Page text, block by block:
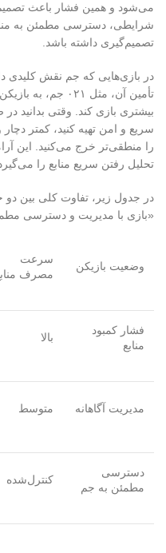
می‌شود و همین فشار باعث
شرایطی، دسترسی مطمئن به
تصمیم‌گیری داشته باشد
در بازی‌هایی که جم نقش کلیدی
تأمین آن، مثل ۰۲۱ جم، به
بیشتری بازی کند. وقتی بدانید در
سریع و امن تهیه کنید، کمتر
را منطقی‌تر خرج می‌کنید. این
تحلیل رفتن سریع منابع را می‌گیرد
در جدول زیر، تفاوت کلی بین دو
«بازی با مدیریت و دسترسی
وضعیت بازیکن
سرعت
مصرف
فشار کمبود
منابع
بالا
مدیریت آگاهانه متوسط
دسترسی
مطمئن به جم
کنترل‌شده